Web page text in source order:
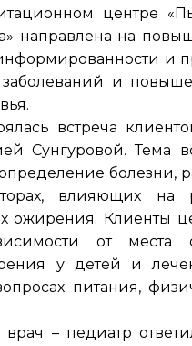
центре
направлена на
и
и
встреча
Сунгуровой. Тема
болезни,
влияющих на
ожирения. Клиенты
от места
у детей и
питания,
– педиатр